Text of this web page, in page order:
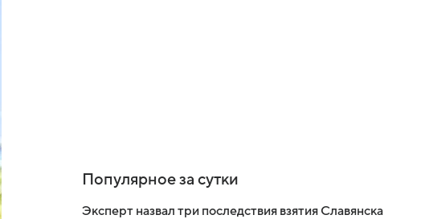
Популярное за сутки
Эксперт назвал три последствия взятия Славянска